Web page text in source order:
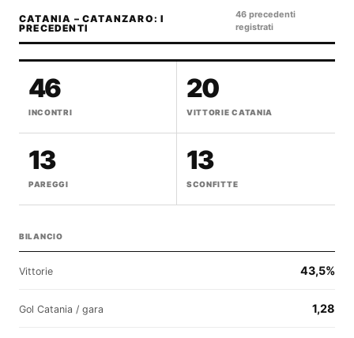
CATANIA – CATANZARO: I
PRECEDENTI
46 precedenti
registrati
46
INCONTRI
20
VITTORIE CATANIA
13
PAREGGI
13
SCONFITTE
BILANCIO
Vittorie 43,5%
Gol Catania / gara 1,28